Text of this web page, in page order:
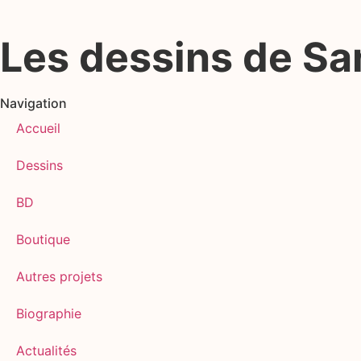
Les dessins de
Navigation
Accueil
Dessins
BD
Boutique
Autres projets
Biographie
Actualités